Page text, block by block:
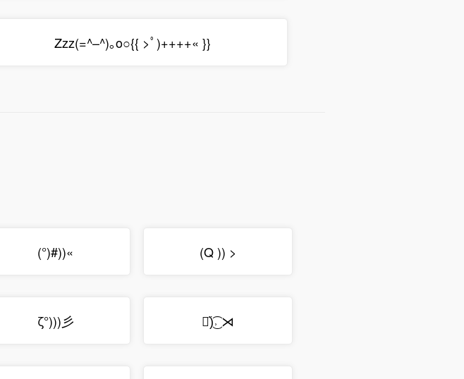
Zzz(=^–^)｡o○{{ >ﾟ)++++« }}
(°)#))« (Q )) >
ζ°)))彡 ❥᷁)͜͡˒ ⋊